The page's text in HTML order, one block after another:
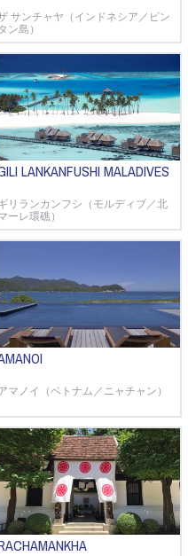
サンチャヤ（インドネシア／ビン
タン島）
LANKANFUSHI MALADIVES
リランカンフシ（モルディブ／北
ーレ環礁）
マノイ（ベトナム／ニャチャン）